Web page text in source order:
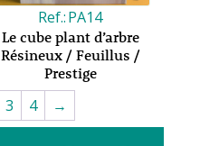
PA14
Le cube plant d’arbre
Résineux / Feuillus /
Prestige
3 4 →